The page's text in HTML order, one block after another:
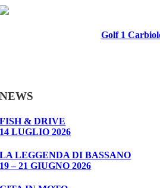
Golf 1
NEWS
FISH & DRIVE
14 LUGLIO 2026
LA LEGGENDA DI BASSANO
19 – 21 GIUGNO 2026